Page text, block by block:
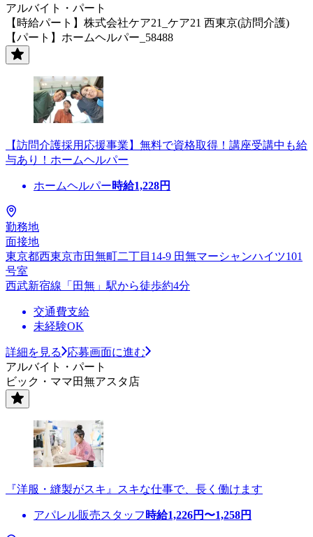
アルバイト・パート
【時給パート】株式会社ケア21_ケア21 西東京(訪問介護)
【パート】ホームヘルパー_58488
【訪問介護採用応援事業】無料で資格取得！講座受講中も給
与あり！ホームヘルパー
ホームヘルパー時給1,228円
勤務地
面接地
東京都西東京市田無町二丁目14-9 田無マーシャンハイツ101
号室
西武新宿線「田無」駅から徒歩約4分
交通費支給
未経験OK
詳細を見る
応募画面に進む
アルバイト・パート
ビック・ママ田無アスタ店
『洋服・縫製がスキ』スキな仕事で、長く働けます
アパレル販売スタッフ 時給1,226円〜1,258円